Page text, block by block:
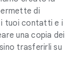
di
tuoi contatti e i
una copia dei
trasferirli su